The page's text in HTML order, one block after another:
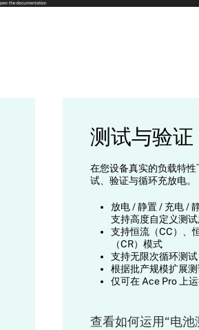
测试与验证
在您设备真实的负载特性
试、验证与循环充放电。
放电 / 静置 / 充电 /
支持高度自定义测试
支持恒流（CC）、
（CR）模式
支持无限次循环测试
根据批产规模扩展
仅可在 Ace Pro 上
查看如何运用“电